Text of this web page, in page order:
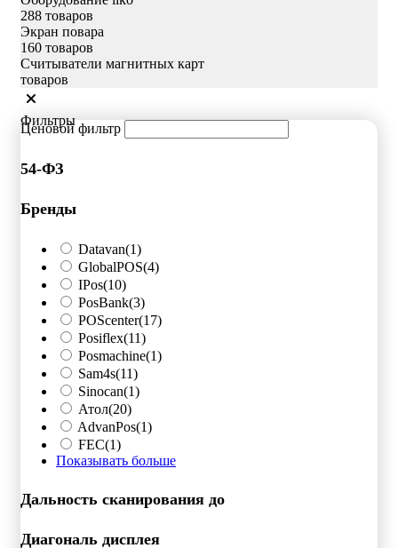
288 товаров
Экран повара
160 товаров
Считыватели магнитных карт
товаров
Фильтры
Ценовой фильтр
54-ФЗ
Бренды
Datavan(1)
GlobalPOS(4)
IPos(10)
PosBank(3)
POScenter(17)
Posiflex(11)
Posmachine(1)
Sam4s(11)
Sinocan(1)
Атол(20)
AdvanPos(1)
FEC(1)
Показывать больше
Дальность сканирования до
Диагональ дисплея